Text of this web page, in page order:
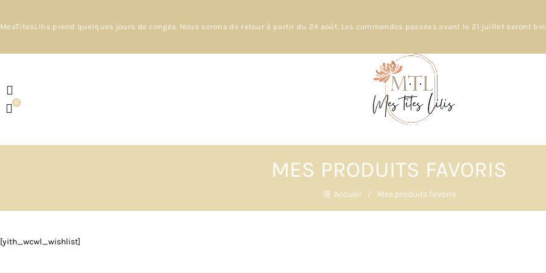
MesTitesLilis prend quelques jours de congés. Nous serons de retour à partir du 24 août. Les commandes passées avant le 21 juillet seront
0
MES PRODUITS FAVORIS
Accueil Mes produits favoris
[yith_wcwl_wishlist]